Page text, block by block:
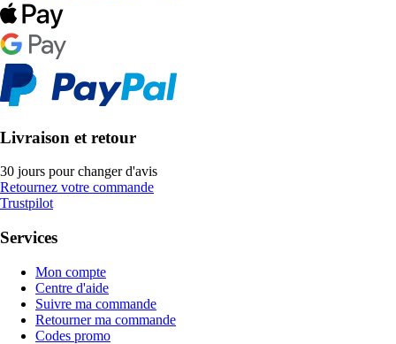
Livraison et retour
30 jours pour changer d'avis
Retournez votre commande
Trustpilot
Services
Mon compte
Centre d'aide
Suivre ma commande
Retourner ma commande
Codes promo